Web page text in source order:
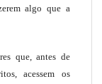
algo que a
que, antes de
acessem os